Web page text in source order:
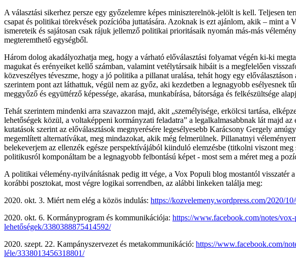
A választási sikerhez persze egy győzelemre képes miniszterelnök-jelölt is kell. Teljesen
csapat és politikai törekvések pozícióba juttatására. Azoknak is ezt ajánlom, akik – mint
ismereteik és sajátosan csak rájuk jellemző politikai prioritásaik nyomán más-más
megteremthető egységből.
Három dolog akadályozhatja meg, hogy a várható előválasztási folyamat végén ki-ki
magukat és erényeiket kellő számban, valamint vetélytársaik hibáit is a megfelelően
közveszélyes téveszme, hogy a jó politika a pillanat uralása, tehát hogy egy
szerintem pont azt láthattuk, végül nem az győz, aki kezdetben a legnagyobb esélyesnek
meggyőző és együttérző képessége, akarása, munkabírása, bátorsága és felkészültsége
Tehát szerintem mindenki arra szavazzon majd, akit „személyisége, erkölcsi tartása,
lehetőségek közül, a voltaképpeni kormányzati feladatra” a legalkalmasabbnak lát majd
kutatások szerint az előválasztások megnyerésére legesélyesebb Karácsony Gergely
megemlített alternatívákat, meg mindazokat, akik még felmerülnek. Pillanatnyi
belekeverjem az ellenzék egésze perspektívájából kiinduló elemzésbe (titkolni viszont
politikusról komponáltam be a legnagyobb felbontású képet - most sem a méret meg a
A politikai vélemény-nyilvánításnak pedig itt vége, a Vox Populi blog mostantól visszatér
korábbi posztokat, most végre logikai sorrendben, az alábbi linkeken találja meg:
2020. okt. 3. Miért nem elég a közös indulás: https://kozvelemeny.wordpress.com/2020/
2020. okt. 6. Kormányprogram és kommunikációja: https://www.facebook.com/notes/
lehetőségek/3380388875414592/
2020. szept. 22. Kampányszervezet és metakommunikáció: https://www.facebook.com/
léle/3338013456318801/